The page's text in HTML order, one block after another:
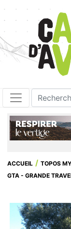
ACCUEIL
TOPOS
GTA - GRANDE